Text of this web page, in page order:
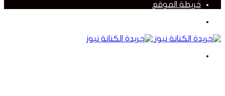
خريطة الموقع